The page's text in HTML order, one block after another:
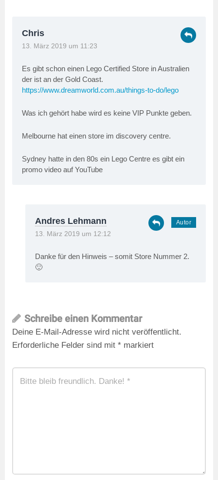
Chris
13. März 2019 um 11:23
Es gibt schon einen Lego Certified Store in Australien
der ist an der Gold Coast.
https://www.dreamworld.com.au/things-to-do/lego
Was ich gehört habe wird es keine VIP Punkte geben.
Melbourne hat einen store im discovery centre.
Sydney hatte in den 80s ein Lego Centre es gibt ein
promo video auf YouTube
Andres Lehmann
13. März 2019 um 12:12
Danke für den Hinweis – somit Store Nummer 2.
🙂
Schreibe einen Kommentar
Deine E-Mail-Adresse wird nicht veröffentlicht.
Erforderliche Felder sind mit * markiert